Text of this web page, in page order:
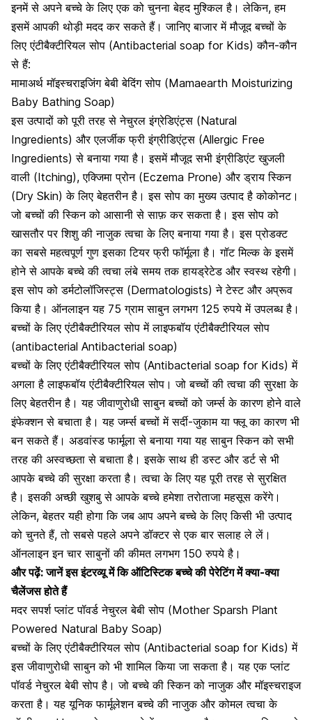
इनमें से अपनेबच्चे के लिए एक को चुनना बेहद मुश्किल है। लेकिन, हम
इसमें आपकी थोड़ी मदद कर सकते हैं। जानिए बाजार में मौजूद बच्चों के
लिए एंटीबैक्टीरियल सोप (Antibacterial soap for Kids) कौन-कौन
से हैं:
मामाअर्थ मॉइस्चराइजिंग बेबी बेदिंग सोप (Mamaearth Moisturizing
Baby Bathing Soap)
इस उत्पादों को पूरी तरह से नेचुरल इंग्रेडिएंट्स (Natural
Ingredients) और एलर्जीक फ्री इंग्रीडिएंट्स (Allergic Free
Ingredients) से बनाया गया है। इसमें मौजूद सभी इंग्रीडिएंट खुजली
वाली (Itching), एक्जिमा प्रोन (Eczema Prone) औरड्राय स्किन
(Dry Skin) के लिए बेहतरीन है । इस सोप का मुख्य उत्पाद है कोकोनट।
जो बच्चों की स्किन को आसानी से साफ़ कर सकता है। इस सोप को
खासतौर पर शिशु की नाजुक त्वचा के लिए बनाया गया है। इस प्रोडक्ट
का सबसे महत्वपूर्ण गुण इसका टियर फ्री फॉर्मूला है। गॉट मिल्क के इसमें
होने से आपके बच्चे की त्वचा लंबे समय तक हायड्रेटेड और स्वस्थ रहेगी।
इस सोप को डर्मटोलॉजिस्ट्स (Dermatologists) ने टेस्ट और अप्रूव
किया है। ऑनलाइन यह 75 ग्राम साबुन लगभग 125 रुपये में उपलब्ध है।
बच्चों के लिए एंटीबैक्टीरियल सोप में लाइफबॉय एंटीबैक्टीरियल सोप
(antibacterial Antibacterial soap)
बच्चों के लिए एंटीबैक्टीरियल सोप (Antibacterial soap for Kids) में
अगला है लाइफबॉय एंटीबैक्टीरियल सोप। जो बच्चों की त्वचा की सुरक्षा के
लिए बेहतरीन है। यह जीवाणुरोधी साबुन बच्चों को जर्म्स के कारण होने वाले
इंफेक्शन से बचाता है। यह जर्म्स बच्चों मेंसर्दी-जुकाम या फ्लू का कारण भी
बन सकते हैं। अडवांस्ड फार्मूला से बनाया गया यह साबुन स्किन को सभी
तरह की अस्वच्छता से बचाता है। इसके साथ ही डस्ट और डर्ट से भी
आपके बच्चे की सुरक्षा करता है। त्वचा के लिए यह पूरी तरह से सुरक्षित
है। इसकी अच्छी खुशबु से आपके बच्चे हमेशा तरोताजा महसूस करेंगे।
लेकिन, बेहतर यही होगा कि जब आप अपने बच्चे के लिए किसी भी उत्पाद
को चुनते हैं, तो सबसे पहले अपनेडॉक्टर से एक बार सलाह ले लें।
ऑनलाइन इन चार साबुनों की कीमत लगभग 150 रुपये है।
और पढ़ें:जानें इस इंटरव्यू में कि ऑटिस्टिक बच्चे की पेरेटिंग में क्या-क्या
चैलेंजस होते हैं
मदर सपर्श प्लांट पॉवर्ड नेचुरल बेबी सोप (Mother Sparsh Plant
Powered Natural Baby Soap)
बच्चों के लिए एंटीबैक्टीरियल सोप (Antibacterial soap for Kids) में
इस जीवाणुरोधी साबुन को भी शामिल किया जा सकता है। यह एक प्लांट
पॉवर्ड नेचुरल बेबी सोप है। जो बच्चे की स्किन को नाजुक और मॉइस्चराइज
करता है। यह यूनिक फार्मूलेशन बच्चे की नाजुक और कोमल त्वचा के